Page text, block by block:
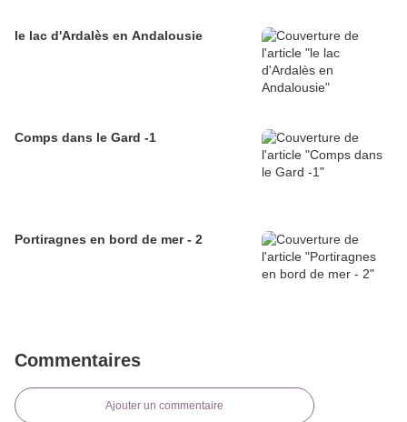
le lac d'Ardalès en Andalousie
Comps dans le Gard -1
Portiragnes en bord de mer - 2
Commentaires
Ajouter un commentaire